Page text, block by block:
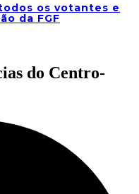
os votantes e
da FGF
do Centro-